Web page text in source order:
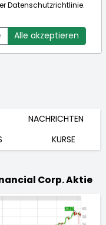
38,335€Ask:38,355€
NACHRICHTEN
KURSE
Corp. Aktie
Datenschutzrichtlinie.
Alle akzeptieren